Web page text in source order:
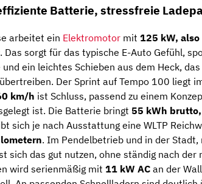
Batterie, stressfreie
arbeitet ein Elektromotor mit 125 kW,
. Das sorgt für das typische E-Auto Gefühl,
ein leichtes Schieben aus dem Heck,
Der Sprint auf Tempo 100 liegt
km/h ist Schluss, passend zu einem
ist. Die Batterie bringt 55 kWh
sich je nach Ausstattung eine WLTP
. Im Pendelbetrieb und in der Stadt,
sich das gut nutzen, ohne ständig nach der
wird serienmäßig mit 11 kW AC an der